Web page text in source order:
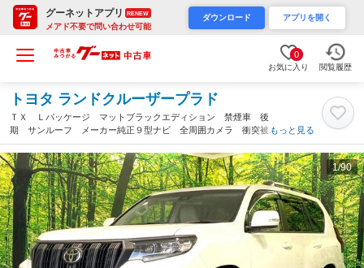
グーネットアプリ RENEW
メアド不要で問い合わせ可能
ダウンロード アプリを開く
0
お気に入り 閲覧履歴
トヨタ ランドクルーザープラド
ＴＸ Ｌパッケージ マットブラックエディション 禁煙車 後
期 サンルーフ メーカー純正９型ナビ 全周囲カメラ 衝突被害
軽減システム ＢＳＭ レーダークルーズ レザーシート 前席シ
ートエアコン ドラレコ コーナーセンサー ＬＥＤヘッド ＥＴ
Ｃ２．０（愛知県）
もっと見る
1/90